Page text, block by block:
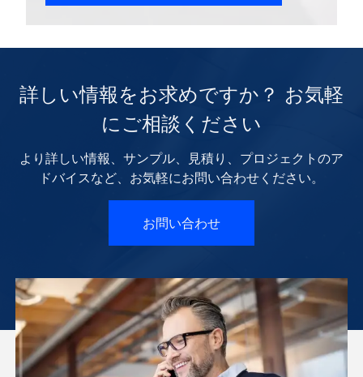
詳しい情報をお求めですか？ お気軽
にご相談ください
より詳しい情報、サンプル、見積り、プロジェクトのア
ドバイスなど、お気軽にお問い合わせください。
お問い合わせ